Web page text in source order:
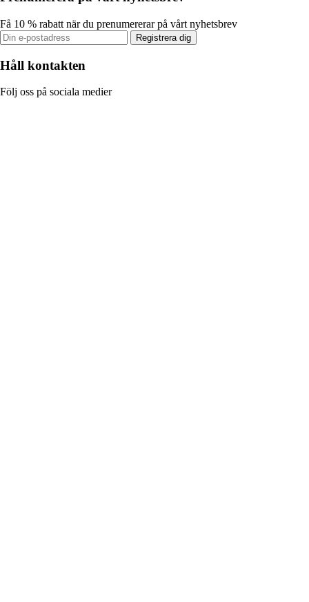
Få 10 % rabatt när du prenumererar på vårt nyhetsbrev
Registrera dig
Håll kontakten
Följ oss på sociala medier